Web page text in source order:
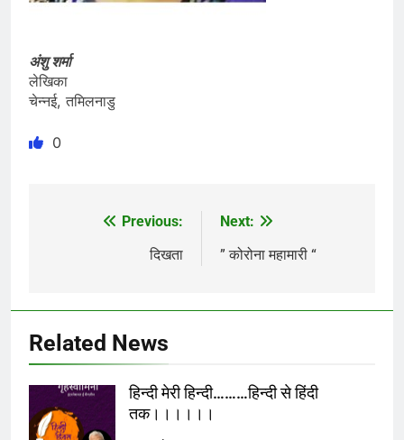
अंशु शर्मा
लेखिका
चेन्नई, तमिलनाडु
0
Previous:
दिखता
Next:
” कोरोना महामारी “
Related News
हिन्दी मेरी हिन्दी………हिन्दी से हिंदी
तक।।।।।।